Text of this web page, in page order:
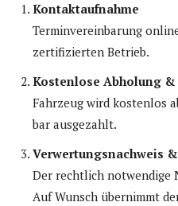
Kontaktaufnahme
Terminvereinbarung
zertifizierten Betrieb.
Kostenlose Abholung
Fahrzeug wird kostenlos
bar ausgezahlt.
Verwertungsnachweis
Der rechtlich notwendige
Auf Wunsch übernimmt